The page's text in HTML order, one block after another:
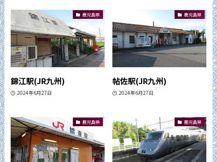
鹿児島県
錦江駅(JR九州)
2024年6月27日
鹿児島県
帖佐駅(JR九州)
2024年6月27日
鹿児島県 鹿児島県